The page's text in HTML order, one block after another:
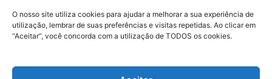
O nosso site utiliza cookies para ajudar a melhorar a sua experiência de
utilização, lembrar de suas preferências e visitas repetidas. Ao clicar em
“Aceitar”, você concorda com a utilização de TODOS os cookies.